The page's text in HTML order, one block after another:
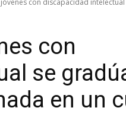
con discapacidad
con
se
en un